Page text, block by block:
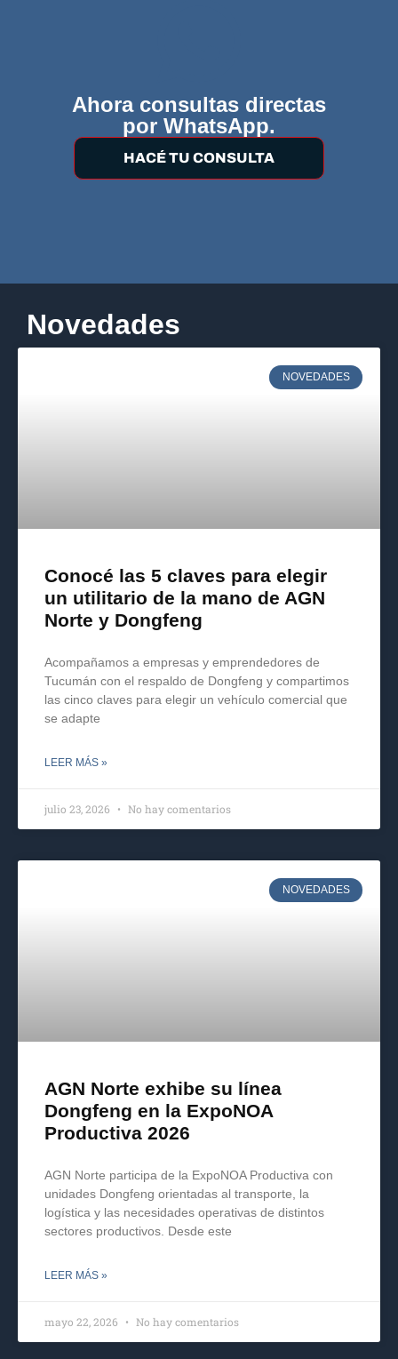
Ahora consultas directas
por WhatsApp.
HACÉ TU CONSULTA
Novedades
NOVEDADES
Conocé las 5 claves para elegir
un utilitario de la mano de AGN
Norte y Dongfeng
Acompañamos a empresas y emprendedores de
Tucumán con el respaldo de Dongfeng y compartimos
las cinco claves para elegir un vehículo comercial que
se adapte
LEER MÁS »
julio 23, 2026 No hay comentarios
NOVEDADES
AGN Norte exhibe su línea
Dongfeng en la ExpoNOA
Productiva 2026
AGN Norte participa de la ExpoNOA Productiva con
unidades Dongfeng orientadas al transporte, la
logística y las necesidades operativas de distintos
sectores productivos. Desde este
LEER MÁS »
mayo 22, 2026 No hay comentarios